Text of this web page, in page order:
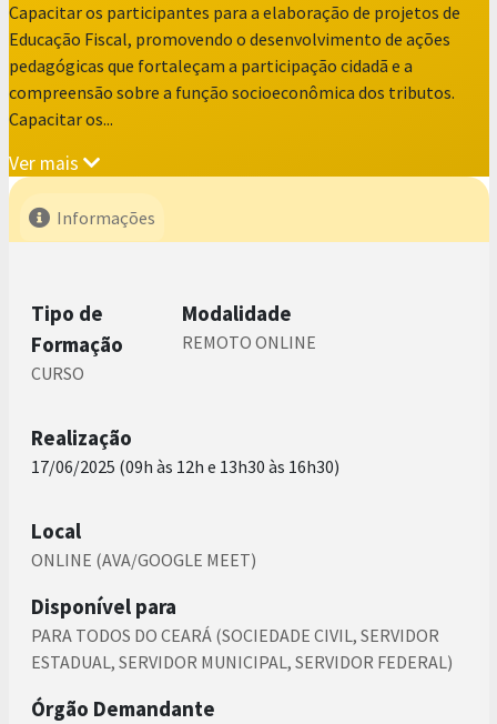
Capacitar os participantes para a elaboração de projetos de
Educação Fiscal, promovendo o desenvolvimento de ações
pedagógicas que fortaleçam a participação cidadã e a
compreensão sobre a função socioeconômica dos tributos.
Capacitar os...
Ver mais
Informações
Tipo de
Formação
CURSO
Modalidade
REMOTO ONLINE
Realização
17/06/2025 (09h às 12h e 13h30 às 16h30)
Local
ONLINE (AVA/GOOGLE MEET)
Disponível para
PARA TODOS DO CEARÁ (SOCIEDADE CIVIL, SERVIDOR
ESTADUAL, SERVIDOR MUNICIPAL, SERVIDOR FEDERAL)
Órgão Demandante